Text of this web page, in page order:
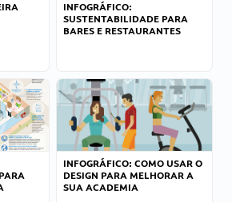
INFOGRÁFICO:
SUSTENTABILIDADE PARA
BARES E RESTAURANTES
INFOGRÁFICO: COMO USAR O
DESIGN PARA MELHORAR A
SUA ACADEMIA